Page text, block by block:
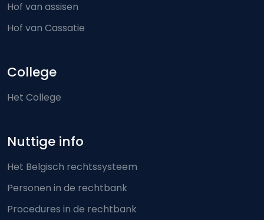
Hof van assisen
Hof van Cassatie
College
Het College
Nuttige info
Het Belgisch rechtssysteem
Personen in de rechtbank
Procedures in de rechtbank